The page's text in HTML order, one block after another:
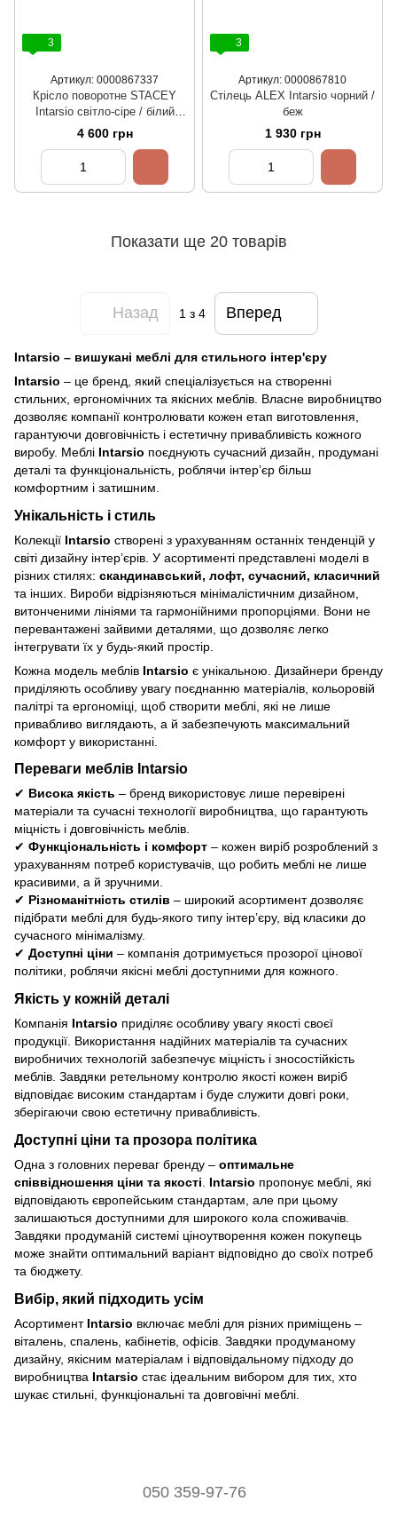
3
Артикул: 0000867337
Крісло поворотне STACEY
Intarsio світло-сіре / білий
каркас
4 600 грн
3
Артикул: 0000867810
Стілець ALEX Intarsio чорний /
беж
1 930 грн
Показати ще 20 товарів
Назад 1 з 4 Вперед
Intarsio – вишукані меблі для стильного інтер'єру
Intarsio – це бренд, який спеціалізується на створенні
стильних, ергономічних та якісних меблів. Власне виробництво
дозволяє компанії контролювати кожен етап виготовлення,
гарантуючи довговічність і естетичну привабливість кожного
виробу. Меблі Intarsio поєднують сучасний дизайн, продумані
деталі та функціональність, роблячи інтер’єр більш
комфортним і затишним.
Унікальність і стиль
Колекції Intarsio створені з урахуванням останніх тенденцій у
світі дизайну інтер’єрів. У асортименті представлені моделі в
різних стилях: скандинавський, лофт, сучасний, класичний
та інших. Вироби відрізняються мінімалістичним дизайном,
витонченими лініями та гармонійними пропорціями. Вони не
перевантажені зайвими деталями, що дозволяє легко
інтегрувати їх у будь-який простір.
Кожна модель меблів Intarsio є унікальною. Дизайнери бренду
приділяють особливу увагу поєднанню матеріалів, кольоровій
палітрі та ергономіці, щоб створити меблі, які не лише
привабливо виглядають, а й забезпечують максимальний
комфорт у використанні.
Переваги меблів Intarsio
✔ Висока якість – бренд використовує лише перевірені
матеріали та сучасні технології виробництва, що гарантують
міцність і довговічність меблів.
✔ Функціональність і комфорт – кожен виріб розроблений з
урахуванням потреб користувачів, що робить меблі не лише
красивими, а й зручними.
✔ Різноманітність стилів – широкий асортимент дозволяє
підібрати меблі для будь-якого типу інтер’єру, від класики до
сучасного мінімалізму.
✔ Доступні ціни – компанія дотримується прозорої цінової
політики, роблячи якісні меблі доступними для кожного.
Якість у кожній деталі
Компанія Intarsio приділяє особливу увагу якості своєї
продукції. Використання надійних матеріалів та сучасних
виробничих технологій забезпечує міцність і зносостійкість
меблів. Завдяки ретельному контролю якості кожен виріб
відповідає високим стандартам і буде служити довгі роки,
зберігаючи свою естетичну привабливість.
Доступні ціни та прозора політика
Одна з головних переваг бренду – оптимальне
співвідношення ціни та якості
Intarsio пропонує меблі, які
відповідають європейським стандартам, але при цьому
залишаються доступними для широкого кола споживачів.
Завдяки продуманій системі ціноутворення кожен покупець
може знайти оптимальний варіант відповідно до своїх потреб
та бюджету.
Вибір, який підходить усім
Асортимент Intarsio включає меблі для різних приміщень –
віталень, спалень, кабінетів, офісів. Завдяки продуманому
дизайну, якісним матеріалам і відповідальному підходу до
виробництва Intarsio стає ідеальним вибором для тих, хто
шукає стильні, функціональні та довговічні меблі.
050 359-97-76